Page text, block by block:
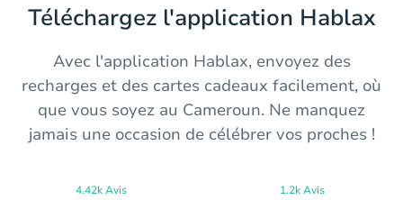
Téléchargez l'application Hablax
Avec l'application Hablax, envoyez des
recharges et des cartes cadeaux facilement, où
que vous soyez au Cameroun. Ne manquez
jamais une occasion de célébrer vos proches !
4.42k Avis 1.2k Avis